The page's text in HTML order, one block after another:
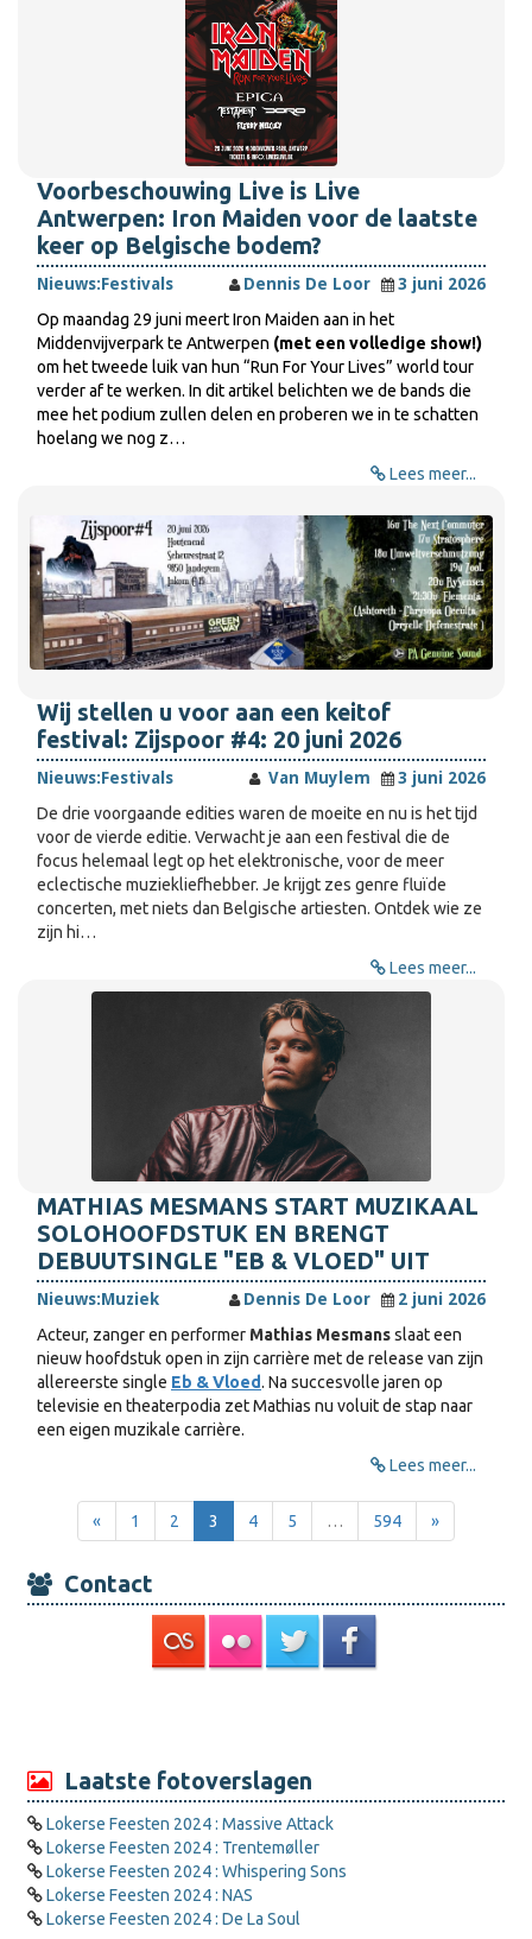
Voorbeschouwing Live is Live
Antwerpen: Iron Maiden voor de laatste
keer op Belgische bodem?
Nieuws:Festivals Dennis De Loor
3 juni 2026
Op maandag 29 juni meert Iron Maiden aan in het
Middenvijverpark te Antwerpen (met een volledige show!)
om het tweede luik van hun “Run For Your Lives” world tour
verder af te werken. In dit artikel belichten we de bands die
mee het podium zullen delen en proberen we in te schatten
hoelang we nog z…
Lees meer...
Wij stellen u voor aan een keitof
festival: Zijspoor #4: 20 juni 2026
Nieuws:Festivals Van Muylem
3 juni 2026
De drie voorgaande edities waren de moeite en nu is het tijd
voor de vierde editie. Verwacht je aan een festival die de
focus helemaal legt op het elektronische, voor de meer
eclectische muziekliefhebber. Je krijgt zes genre fluïde
concerten, met niets dan Belgische artiesten. Ontdek wie ze
zijn hi…
Lees meer...
MATHIAS MESMANS START MUZIKAAL
SOLOHOOFDSTUK EN BRENGT
DEBUUTSINGLE "EB & VLOED" UIT
Nieuws:Muziek Dennis De Loor
2 juni 2026
Acteur, zanger en performer Mathias Mesmansslaat een
nieuw hoofdstuk open in zijn carrière met de release van zijn
allereerste single Eb & Vloed. Na succesvolle jaren op
televisie en theaterpodia zet Mathias nu voluit de stap naar
een eigen muzikale carrière.
Lees meer...
« 1 2 3 4 5 … 594 »
Contact
Laatste fotoverslagen
Lokerse Feesten 2024 : Massive Attack
Lokerse Feesten 2024 : Trentemøller
Lokerse Feesten 2024 : Whispering Sons
Lokerse Feesten 2024 : NAS
Lokerse Feesten 2024 : De La Soul